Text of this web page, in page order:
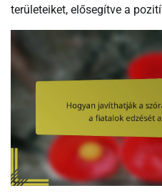
területeiket, elősegítve a